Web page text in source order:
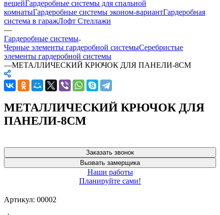
вещейГардеробные системы для спальной
комнатыГардеробные системы эконом-вариантГардеробная
система в гаражЛофт Стеллажи
—
Гардеробные системы
Черные элементы гардеробной системыСеребристые
элементы гардеробной системы
—МЕТАЛЛИЧЕСКИЙ КРЮЧОК ДЛЯ ПАНЕЛИ-8СМ
МЕТАЛЛИЧЕСКИЙ КРЮЧОК ДЛЯ
ПАНЕЛИ-8СМ
Заказать звонок
Вызвать замерщика
Наши работы
Планируйте сами!
Артикул: 00002